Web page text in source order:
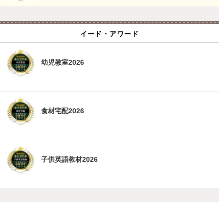
イード・アワード
幼児教室2026
食材宅配2026
子供英語教材2026